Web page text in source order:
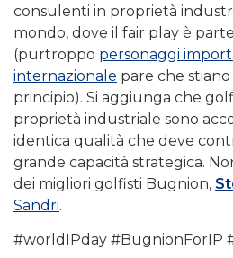
consulenti in proprietà
mondo, dove il fair play è
(purtroppo personaggi
internazionale pare che
principio). Si aggiunga che
proprietà industriale sono
identica qualità che deve
grande capacità strategica.
dei migliori golfisti Bugnion,
Sandri.
#worldIPday #BugnionForIP